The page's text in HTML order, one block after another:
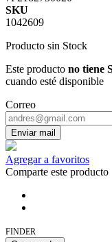
SKU
1042609
Producto sin Stock
Este producto no tiene
cuando esté disponible
Correo
Enviar mail
Agregar a favoritos
Comparte este producto
FINDER